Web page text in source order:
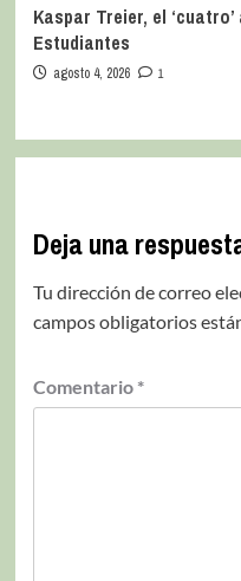
Kaspar Treier, el
Estudiantes
agosto 4, 2026 1
Deja una
Tu dirección de correo
campos obligatorios
Comentario *